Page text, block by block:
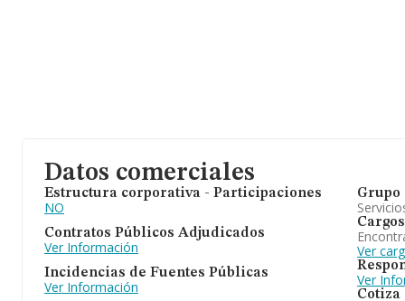
Datos comerciales
Estructura corporativa - Participaciones
NO
Contratos Públicos Adjudicados
Ver Información
Incidencias de Fuentes Públicas
Ver Información
Grupo
Cargos
Ver
Ver
Cotiza